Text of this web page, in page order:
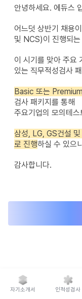
안녕하세요. 에듀스
어느덧 상반기 채용
및 NCS)이 진행되는
이 시기를 맞아 주요
있는 직무적성검사
Basic 또는
검사 패키지를 통해
주요기업의 모의테
삼성, LG, GS건설
로 진행하실 수 있으
감사합니다.
자기소개서 인적성검사